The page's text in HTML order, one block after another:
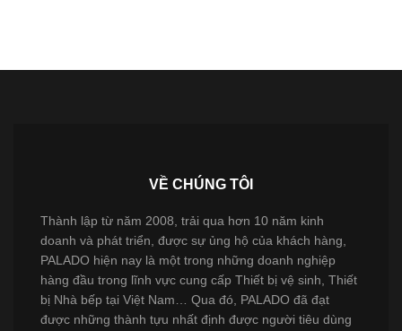
VỀ CHÚNG TÔI
Thành lập từ năm 2008, trải qua hơn 10 năm kinh
doanh và phát triển, được sự ủng hộ của khách hàng,
PALADO hiện nay là một trong những doanh nghiệp
hàng đầu trong lĩnh vực cung cấp Thiết bị vệ sinh, Thiết
bị Nhà bếp tại Việt Nam… Qua đó, PALADO đã đạt
được những thành tựu nhất định được người tiêu dùng